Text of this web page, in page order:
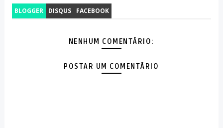
BLOGGER DISQUS FACEBOOK
NENHUM COMENTÁRIO:
POSTAR UM COMENTÁRIO